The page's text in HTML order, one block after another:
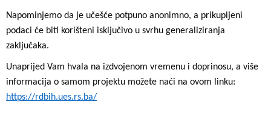
Napominjemo da je učešće potpuno anonimno, a prikupljeni
podaci će biti korišteni isključivo u svrhu generaliziranja
zaključaka.
Unaprijed Vam hvala na izdvojenom vremenu i doprinosu, a više
informacija o samom projektu možete naći na ovom linku:
https://rdbih.ues.rs.ba/